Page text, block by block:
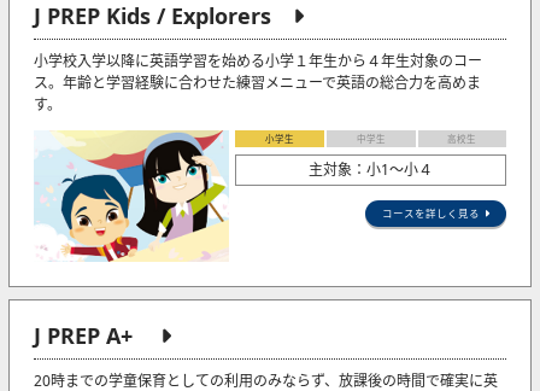
J PREP Kids / Explorers
小学校入学以降に英語学習を始める小学１年生から４年生対象のコー
ス。年齢と学習経験に合わせた練習メニューで英語の総合力を高めま
す。
小学生 中学生 高校生
主対象：小1〜小４
コースを詳しく見る
J PREP A+
20時までの学童保育としての利用のみならず、放課後の時間で確実に英